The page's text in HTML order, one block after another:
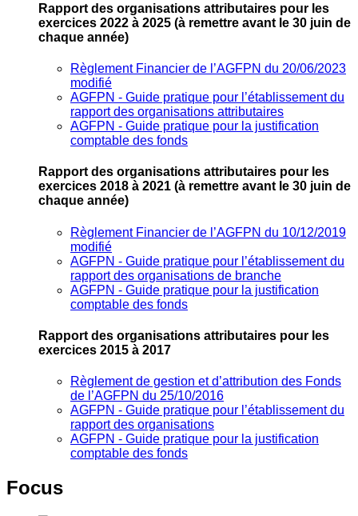
Rapport des organisations attributaires pour les
exercices 2022 à 2025 (à remettre avant le 30 juin de
chaque année)
Règlement Financier de l’AGFPN du 20/06/2023
modifié
AGFPN ‐ Guide pratique pour l’établissement du
rapport des organisations attributaires
AGFPN ‐ Guide pratique pour la justification
comptable des fonds
Rapport des organisations attributaires pour les
exercices 2018 à 2021 (à remettre avant le 30 juin de
chaque année)
Règlement Financier de l’AGFPN du 10/12/2019
modifié
AGFPN ‐ Guide pratique pour l’établissement du
rapport des organisations de branche
AGFPN ‐ Guide pratique pour la justification
comptable des fonds
Rapport des organisations attributaires pour les
exercices 2015 à 2017
Règlement de gestion et d’attribution des Fonds
de l’AGFPN du 25/10/2016
AGFPN ‐ Guide pratique pour l’établissement du
rapport des organisations
AGFPN ‐ Guide pratique pour la justification
comptable des fonds
Focus